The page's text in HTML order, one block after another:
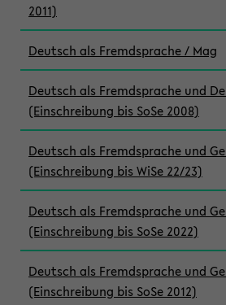
2011)
Deutsch als Fremdsprache / Mag
Deutsch als Fremdsprache und
(Einschreibung bis SoSe 2008)
Deutsch als Fremdsprache und
(Einschreibung bis WiSe 22/23)
Deutsch als Fremdsprache und
(Einschreibung bis SoSe 2022)
Deutsch als Fremdsprache und
(Einschreibung bis SoSe 2012)